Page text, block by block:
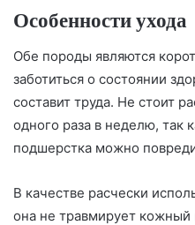
Особенности ухода
Обе породы являются
заботиться о состоянии
составит труда. Не стоит
одного раза в неделю, так
подшерстка можно
В качестве расчески
она не травмирует кожный